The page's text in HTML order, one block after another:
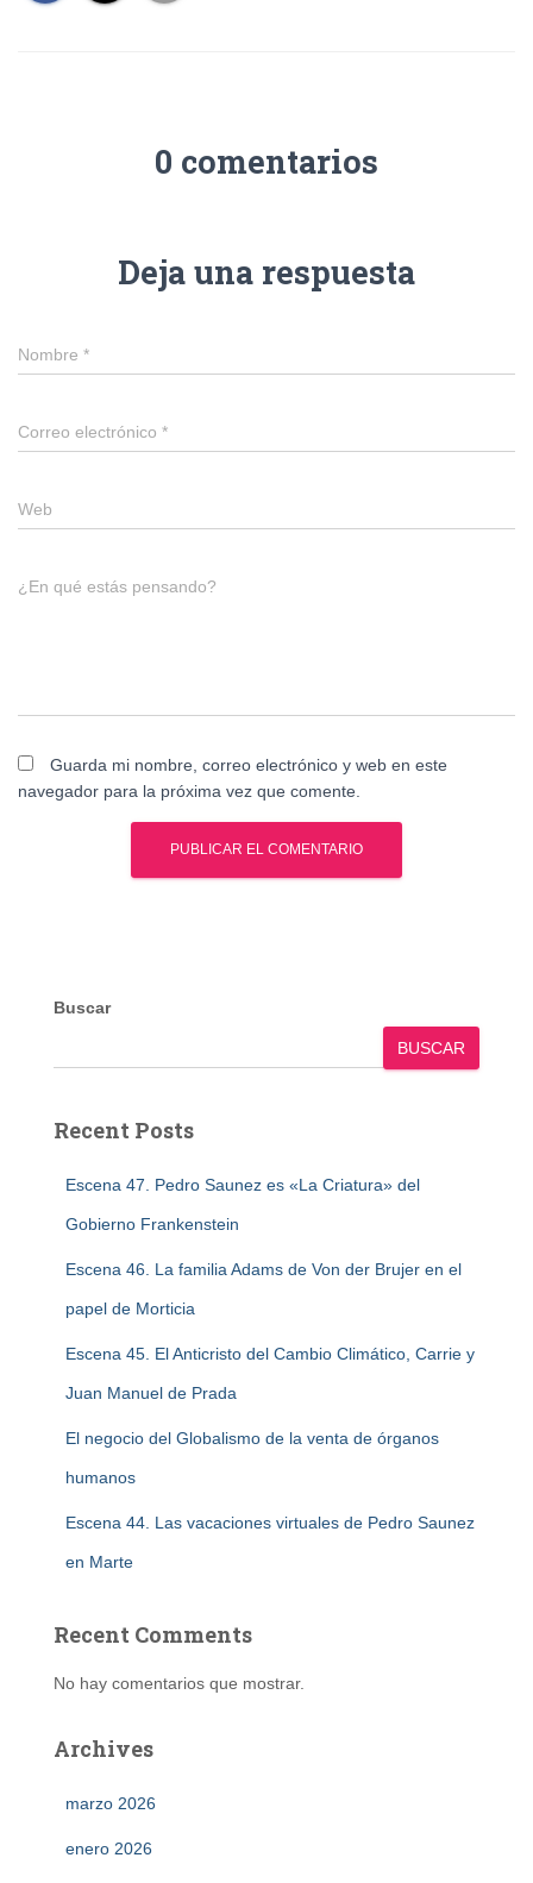
0 comentarios
Deja una respuesta
Nombre *
Correo electrónico *
Web
¿En qué estás pensando?
Guarda mi nombre, correo electrónico y web en este
navegador para la próxima vez que comente.
Buscar
BUSCAR
Recent Posts
Escena 47. Pedro Saunez es «La Criatura» del
Gobierno Frankenstein
Escena 46. La familia Adams de Von der Brujer en el
papel de Morticia
Escena 45. El Anticristo del Cambio Climático, Carrie y
Juan Manuel de Prada
El negocio del Globalismo de la venta de órganos
humanos
Escena 44. Las vacaciones virtuales de Pedro Saunez
en Marte
Recent Comments
No hay comentarios que mostrar.
Archives
marzo 2026
enero 2026